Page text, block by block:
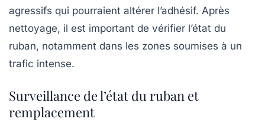
agressifs qui pourraient altérer l’adhésif. Après
nettoyage, il est important de vérifier l’état du
ruban, notamment dans les zones soumises à un
trafic intense.
Surveillance de l’état du ruban et
remplacement